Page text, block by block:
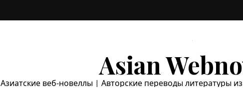
Asian
Азиатские веб-новеллы | Авторские переводы литературы